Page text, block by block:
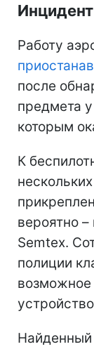
Работу
после
предмета
которым
К
прикреплен
вероятно
Semtex.
полиции
возможное
Найденный